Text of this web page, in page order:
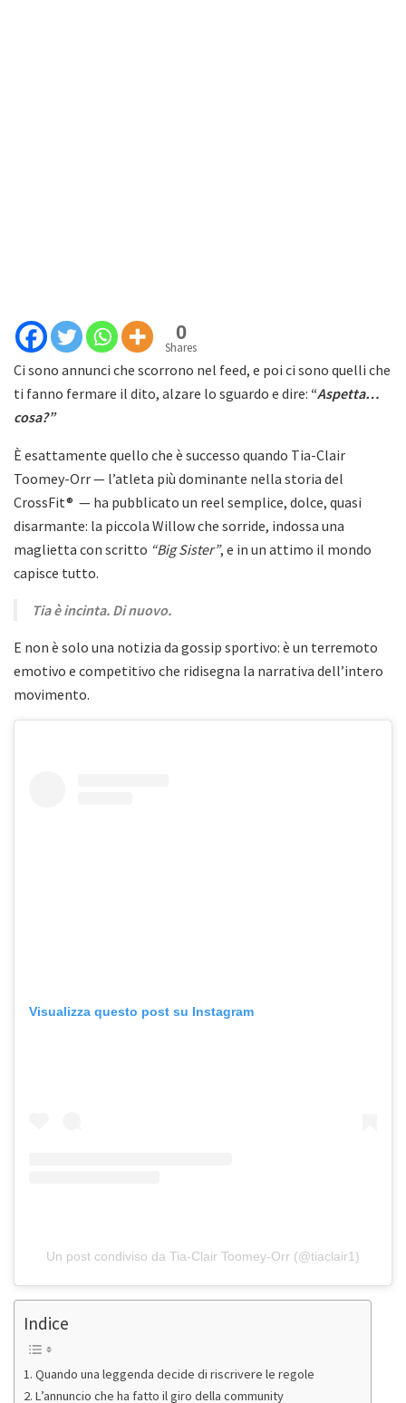
0
Shares
Ci sono annunci che scorrono nel feed, e poi ci sono quelli che
ti fanno fermare il dito, alzare lo sguardo e dire: “Aspetta…
cosa?”
È esattamente quello che è successo quando Tia-Clair
Toomey-Orr — l’atleta più dominante nella storia del
CrossFit® — ha pubblicato un reel semplice, dolce, quasi
disarmante: la piccola Willow che sorride, indossa una
maglietta con scritto “Big Sister”, e in un attimo il mondo
capisce tutto.
Tia è incinta. Di nuovo.
E non è solo una notizia da gossip sportivo: è un terremoto
emotivo e competitivo che ridisegna la narrativa dell’intero
movimento.
Visualizza questo post su Instagram
Un post condiviso da Tia-Clair Toomey-Orr (@tiaclair1)
Indice
Quando una leggenda decide di riscrivere le regole
L’annuncio che ha fatto il giro della community